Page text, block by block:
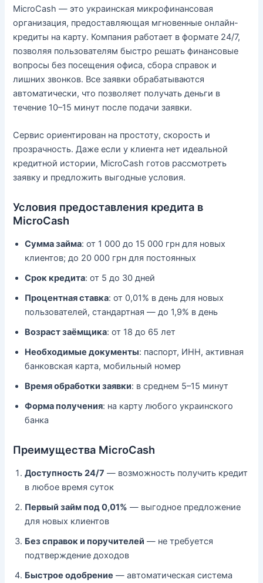
MicroCash — это украинская микрофинансовая
организация, предоставляющая мгновенные онлайн-
кредиты на карту. Компания работает в формате 24/7,
позволяя пользователям быстро решать финансовые
вопросы без посещения офиса, сбора справок и
лишних звонков. Все заявки обрабатываются
автоматически, что позволяет получать деньги в
течение 10–15 минут после подачи заявки.
Сервис ориентирован на простоту, скорость и
прозрачность. Даже если у клиента нет идеальной
кредитной истории, MicroCash готов рассмотреть
заявку и предложить выгодные условия.
Условия предоставления кредита в
MicroCash
Сумма займа: от 1 000 до 15 000 грн для новых
клиентов; до 20 000 грн для постоянных
Срок кредита: от 5 до 30 дней
Процентная ставка: от 0,01% в день для новых
пользователей, стандартная — до 1,9% в день
Возраст заёмщика: от 18 до 65 лет
Необходимые документы: паспорт, ИНН, активная
банковская карта, мобильный номер
Время обработки заявки: в среднем 5–15 минут
Форма получения: на карту любого украинского
банка
Преимущества MicroCash
Доступность 24/7 — возможность получить кредит
в любое время суток
Первый займ под 0,01% — выгодное предложение
для новых клиентов
Без справок и поручителей — не требуется
подтверждение доходов
Быстрое одобрение — автоматическая система